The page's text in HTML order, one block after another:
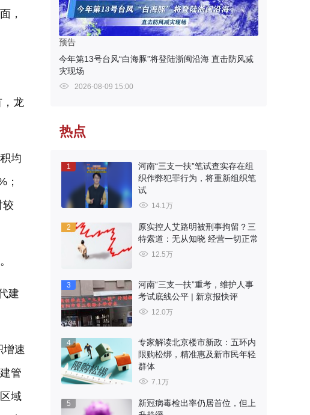
，
，龙
均
；
较
建
增速
管
域
预告
今年第13号台风“白海豚”将登陆浙闽沿海 直击防风减
灾现场
2026-08-09 15:00
热点
1
河南“三支一扶”笔试查实存在组
织作弊犯罪行为，将重新组织笔
试
14.1万
2
原实控人艾路明被刑事拘留？三
特索道：无从知晓 经营一切正常
12.5万
3
河南“三支一扶”重考，维护人事
考试底线公平 | 新京报快评
12.0万
4
专家解读北京楼市新政：五环内
限购松绑，精准惠及新市民年轻
群体
7.1万
5
新冠病毒检出率仍居首位，但上